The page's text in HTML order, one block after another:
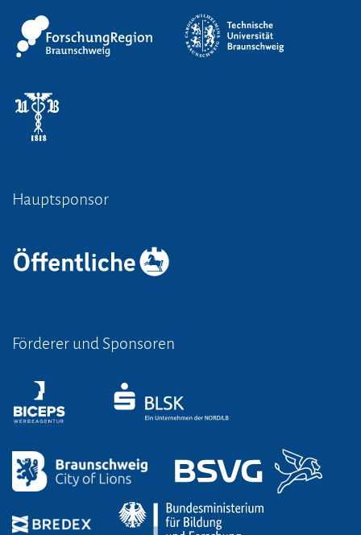
Hauptsponsor
Förderer und Sponsoren